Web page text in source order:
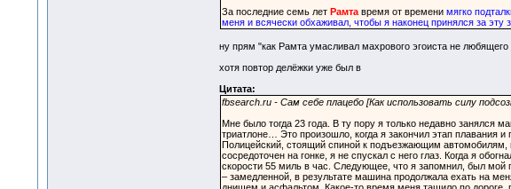
За последние семь лет Рамтавремя от времени мягко
меня и всячески обхаживал, чтобы я наконец принялся за эту
ну прям "как Рамта умасливал махрового эгоиста не любящего
хотя повтор делёжки уже был в
Цитата:
fbsearch.ru - Сам себе плацебо [Как использовать силу
Мне было тогда 23 года. В ту пору я только недавно занялся
триатлоне… Это произошло, когда я закончил этап плавания
Полицейский, стоящий спиной к подъезжающим
сосредоточен на гонке, я не спускал с него глаз. Когда я
скорости 55 миль в час. Следующее, что я запомнил, был мой
– замедленной, в результате машина продолжала ехать на